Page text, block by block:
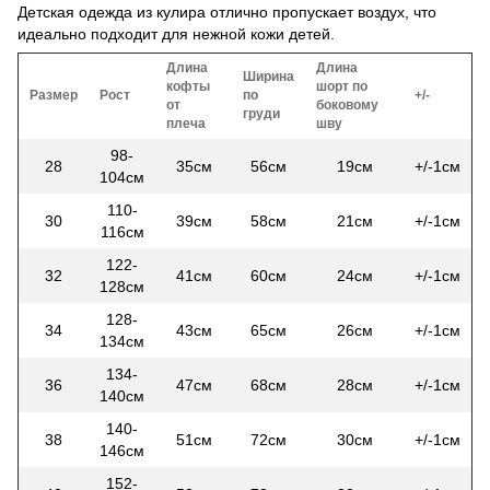
Детская одежда из кулира отлично пропускает воздух, что
идеально подходит для нежной кожи детей.
Размер Рост
Длина
кофты
от
плеча
Ширина
по
груди
Длина
шорт по
боковому
шву
+/-
28
98-
104см
35см 56см 19см +/-1см
30
110-
116см
39см 58см 21см +/-1см
32
122-
128см
41см 60см 24см +/-1см
34
128-
134см
43см 65см 26см +/-1см
36
134-
140см
47см 68см 28см +/-1см
38
140-
146см
51см 72см 30см +/-1см
152-